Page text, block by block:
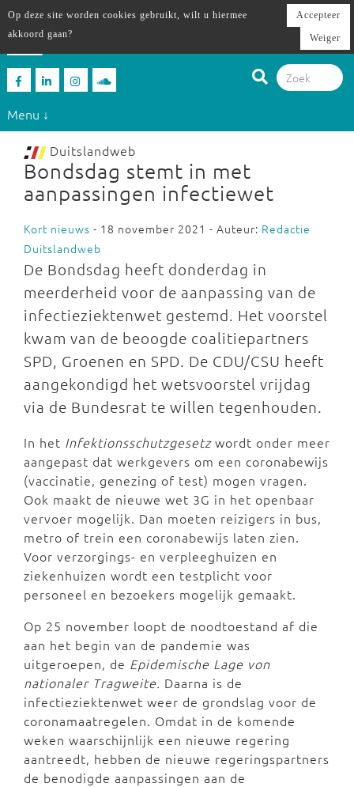
Menu ↓
Duitslandweb
Bondsdag stemt in met
aanpassingen infectiewet
Kort nieuws - 18 november 2021 - Auteur: Redactie
Duitslandweb
De Bondsdag heeft donderdag in
meerderheid voor de aanpassing van de
infectieziektenwet gestemd. Het voorstel
kwam van de beoogde coalitiepartners
SPD, Groenen en SPD. De CDU/CSU heeft
aangekondigd het wetsvoorstel vrijdag
via de Bundesrat te willen tegenhouden.
In het Infektionsschutzgesetzwordt onder meer
aangepast dat werkgevers om een coronabewijs
(vaccinatie, genezing of test) mogen vragen.
Ook maakt de nieuwe wet 3G in het openbaar
vervoer mogelijk. Dan moeten reizigers in bus,
metro of trein een coronabewijs laten zien.
Voor verzorgings- en verpleeghuizen en
ziekenhuizen wordt een testplicht voor
personeel en bezoekers mogelijk gemaakt.
Op 25 november loopt de noodtoestand af die
aan het begin van de pandemie was
uitgeroepen, de Epidemische Lage von
nationaler Tragweite. Daarna is de
infectieziektenwet weer de grondslag voor de
coronamaatregelen. Omdat in de komende
weken waarschijnlijk een nieuwe regering
aantreedt, hebben de nieuwe regeringspartners
de benodigde aanpassingen aan de
Op deze site worden cookies gebruikt, wilt u hiermee
akkoord gaan?
Accepteer
Weiger